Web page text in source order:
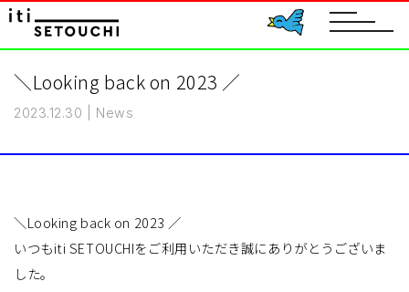
toggle
＼Looking back on 2023 ／
2023.12.30 News
＼Looking back on 2023 ／
いつもiti SETOUCHIをご利用いただき誠にありがとうございま
した。